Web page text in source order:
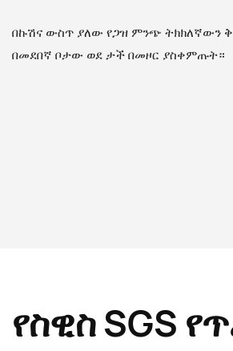
በኩሽና ውስጥ ያለው የጋዝ ምንጭ ትክክለኛውን
በመደበኛ ቦታው ወደ ታች በመዞር ያስቀምጡት።
የስዊስ SGS